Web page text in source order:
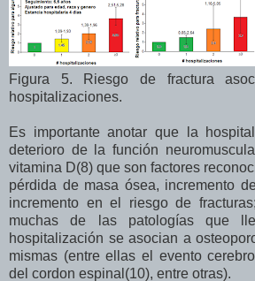
Figura 5. Riesgo de fractura
hospitalizaciones.
Es importante anotar que la
deterioro de la función
vitamina D(8) que son factores
pérdida de masa ósea, incremento
incremento en el riesgo de
muchas de las patologías que
hospitalización se asocian a
mismas (entre ellas el evento
del cordon espinal(10), entre otras).